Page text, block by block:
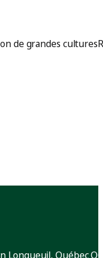
de grandes
Longueuil, Québec